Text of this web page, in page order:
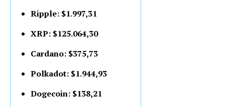
Ripple: $1.997,31
XRP: $125.064,30
Cardano: $375,73
Polkadot: $1.944,93
Dogecoin: $138,21